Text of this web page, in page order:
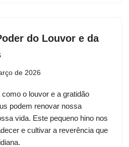
do Louvor e da
de 2026
o louvor e a gratidão
podem renovar nossa
vida. Este pequeno hino nos
e cultivar a reverência que